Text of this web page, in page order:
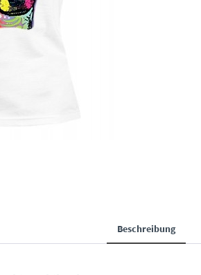
Beschreibung